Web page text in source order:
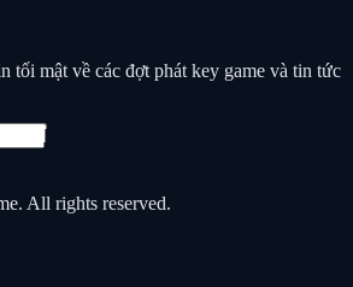
tối mật về các đợt phát key game và tin tức
. All rights reserved.